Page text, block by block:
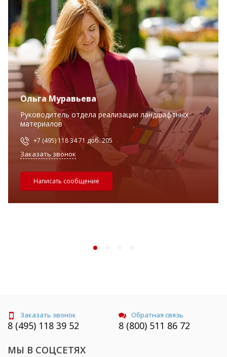
Ольга Муравьева
Руководитель отдела реализации ландшафтных
материалов
+7 (495) 118 34 71 доб. 205
Заказать звонок
Написать сообщение
Заказать звонок
8 (495) 118 39 52
Обратная связь
8 (800) 511 86 72
МЫ В СОЦСЕТЯХ